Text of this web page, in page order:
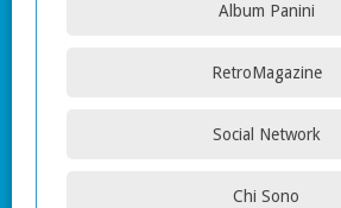
Album Panini
RetroMagazine
Social Network
Chi Sono